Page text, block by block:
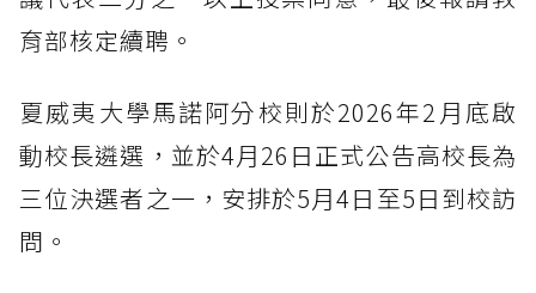
育部核定續聘。
夏威夷大學馬諾阿分校則於2026年2月底啟
動校長遴選，並於4月26日正式公告高校長為
三位決選者之一，安排於5月4日至5日到校訪
問。